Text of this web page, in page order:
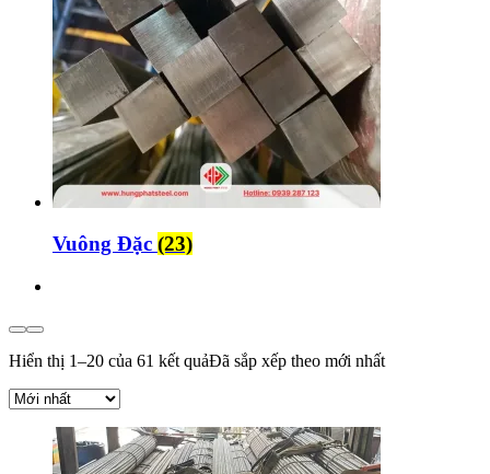
Vuông Đặc (23)
Hiển thị 1–20 của 61 kết quảĐã sắp xếp theo mới nhất